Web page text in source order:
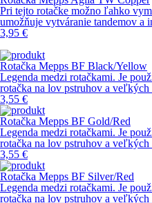
Pri tejto rotačke možno ľahko
umožňuje vytváranie tandemov a
3,95 €
Rotačka Mepps BF Black/Yellow
Legenda medzi rotačkami. Je
rotačka na lov pstruhov a veľkých
3,55 €
Rotačka Mepps BF Gold/Red
Legenda medzi rotačkami. Je
rotačka na lov pstruhov a veľkých
3,55 €
Rotačka Mepps BF Silver/Red
Legenda medzi rotačkami. Je
rotačka na lov pstruhov a veľkých